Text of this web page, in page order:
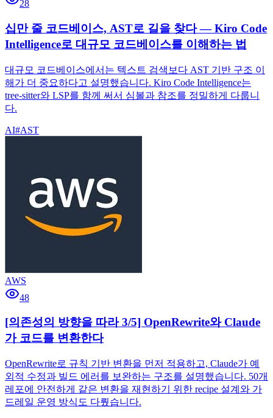
28
십만 줄 코드베이스, AST로 길을 찾다 — Kiro Code
Intelligence로 대규모 코드베이스를 이해하는 법
대규모 코드베이스에서는 텍스트 검색보다 AST 기반 구조 이
해가 더 중요하다고 설명했습니다. Kiro Code Intelligence는
tree-sitter와 LSP를 함께 써서 심볼과 참조를 정밀하게 다룹니
다.
AI#AST
AWS
48
[의존성의 방향을 따라 3/5] OpenRewrite와 Claude
가 코드를 변환한다
OpenRewrite로 규칙 기반 변환을 먼저 적용하고, Claude가 예
외적 수정과 빌드 에러를 보완하는 구조를 설명했습니다. 50개
레포에 안전하게 같은 변환을 재현하기 위한 recipe 설계와 가
드레일 운영 방식도 다뤘습니다.